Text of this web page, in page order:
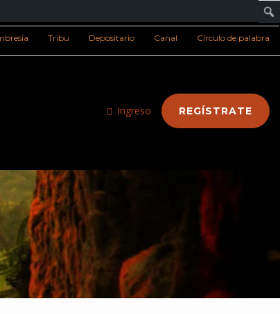
Tribu Depositario Canal Círculo de palabra
Ingreso REGÍSTRATE